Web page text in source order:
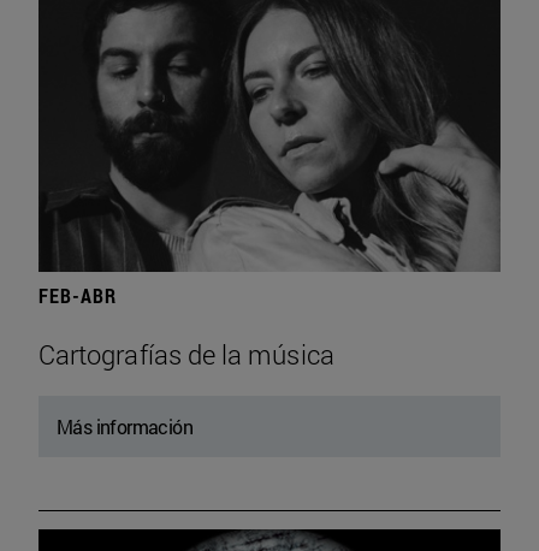
FEB-ABR
Cartografías de la música
Más información